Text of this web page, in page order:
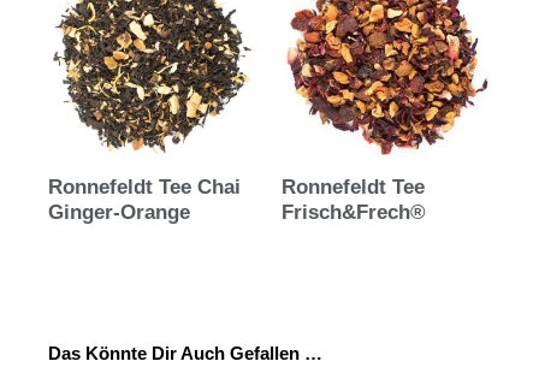
Ronnefeldt Tee Chai
Ginger-Orange
Ronnefeldt Tee
Frisch&Frech®
Das Könnte Dir Auch Gefallen …